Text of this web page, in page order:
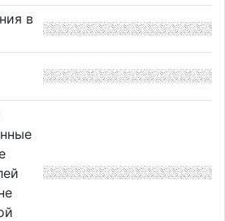
в